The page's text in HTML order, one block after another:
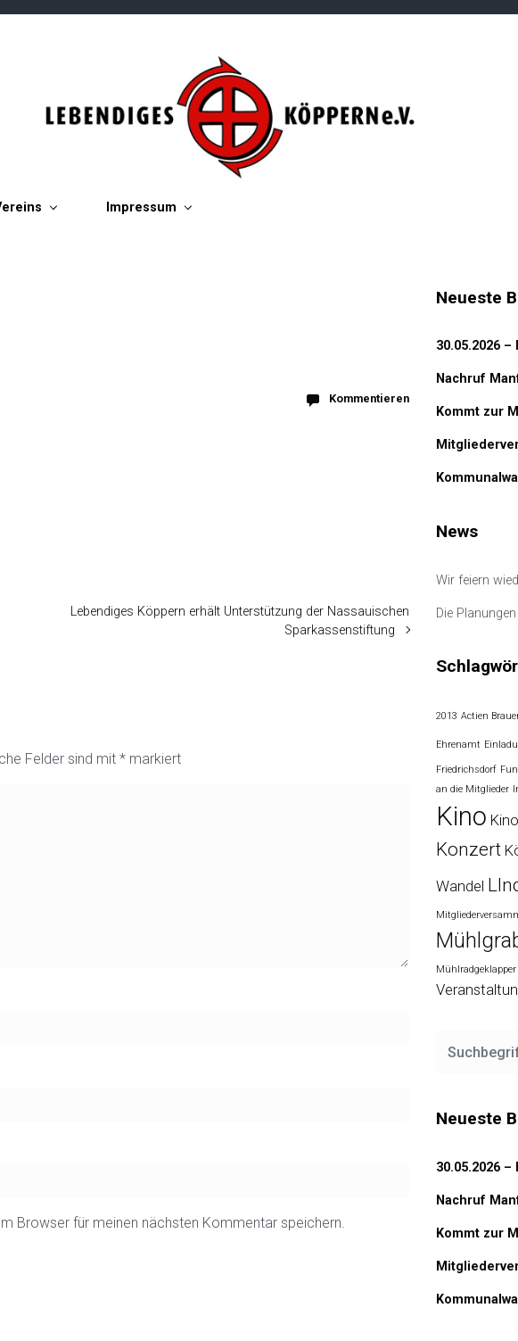
Impressum
Kommentieren
Lebendiges Köppern erhält Unterstützung der Nassauischen
Sparkassenstiftung
Felder sind mit * markiert
Browser für meinen nächsten Kommentar speichern.
Neueste
30.05.2026
Nachruf
Kommt zur
News
Wir feiern
Die
2013 Actien
Ehrenamt
Friedrichsdorf
an die Mitglieder
Kino
Konzert
Wandel
Mühlradgeklapper
Neueste
30.05.2026
Nachruf
Kommt zur